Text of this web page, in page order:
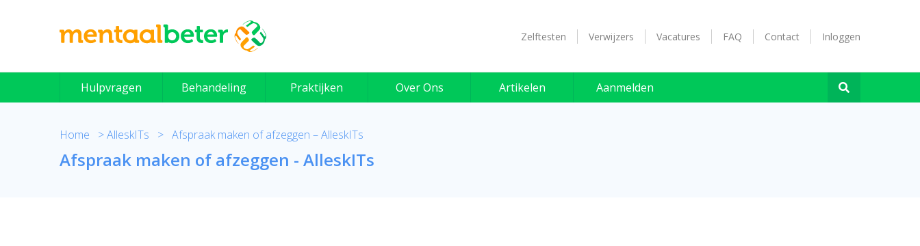
Zelftesten Verwijzers Vacatures FAQ Contact Inloggen
Hulpvragen Behandeling Praktijken Over Ons Artikelen Aanmelden
Home >AlleskITs > Afspraak maken of afzeggen – AlleskITs
Afspraak maken of afzeggen - AlleskITs